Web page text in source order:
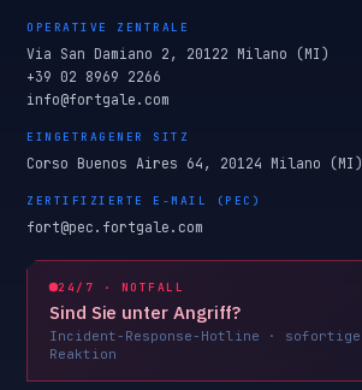
OPERATIVE ZENTRALE
Via San Damiano 2, 20122 Milano (MI)
+39 02 8969 2266
info@fortgale.com
EINGETRAGENER SITZ
Corso Buenos Aires 64, 20124 Milano (MI)
ZERTIFIZIERTE E-MAIL (PEC)
fort@pec.fortgale.com
24/7 · NOTFALL
Sind Sie unter Angriff?
Incident-Response-Hotline · sofortige
Reaktion